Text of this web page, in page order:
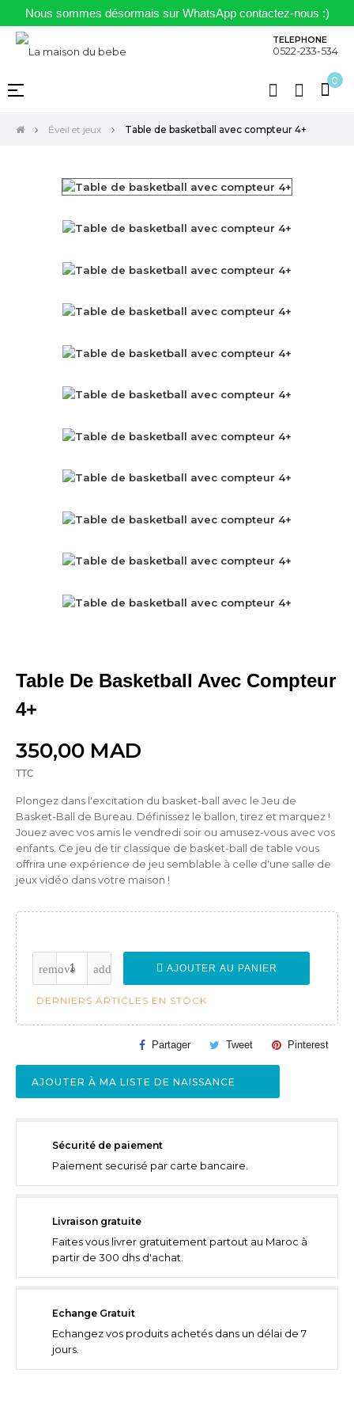
Nous sommes désormais sur WhatsApp contactez-nous :)
TELEPHONE
0522-233-534
0
Basculer
navigation
☰
Éveil et jeux Table de basketball avec compteur 4+
Table De Basketball Avec Compteur
4+
350,00 MAD
TTC
Plongez dans l'excitation du basket-ball avec le Jeu de
Basket-Ball de Bureau. Définissez le ballon, tirez et marquez !
Jouez avec vos amis le vendredi soir ou amusez-vous avec vos
enfants. Ce jeu de tir classique de basket-ball de table vous
offrira une expérience de jeu semblable à celle d'une salle de
jeux vidéo dans votre maison !
AJOUTER AU PANIER
DERNIERS ARTICLES EN STOCK
Partager Tweet Pinterest
AJOUTER À MA LISTE DE NAISSANCE
Sécurité de paiement
Paiement securisé par carte bancaire.
Livraison gratuite
Faites vous livrer gratuitement partout au Maroc à
partir de 300 dhs d'achat.
Echange Gratuit
Echangez vos produits achetés dans un délai de 7
jours.